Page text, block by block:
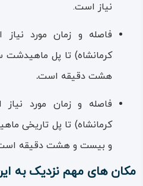
نیاز است.
فاصله و زمان مورد نیاز
کرمانشاه) تا پل
هشت دقیقه است.
فاصله و زمان مورد نیاز
کرمانشاه) تا پل تاریخی
و بیست‌ و هشت دقیقه
مکان های مهم نزدیک به